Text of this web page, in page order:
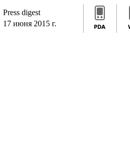
Press digest
17 июня 2015 г.